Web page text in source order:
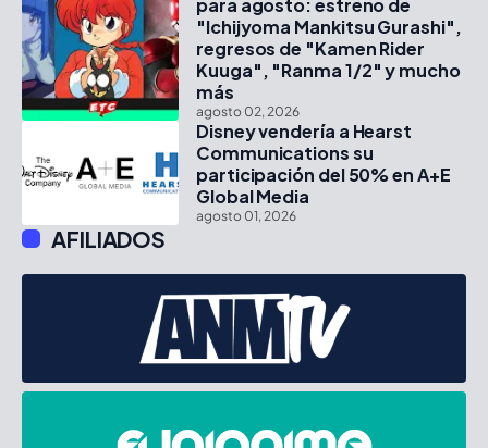
para agosto: estreno de
"Ichijyoma Mankitsu Gurashi",
regresos de "Kamen Rider
Kuuga", "Ranma 1/2" y mucho
más
agosto 02, 2026
Disney vendería a Hearst
Communications su
participación del 50% en A+E
Global Media
agosto 01, 2026
AFILIADOS